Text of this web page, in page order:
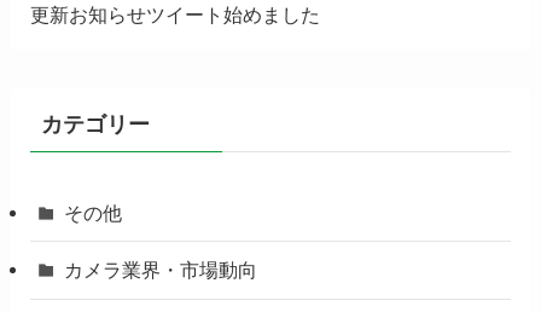
更新お知らせツイート始めました
カテゴリー
その他
カメラ業界・市場動向